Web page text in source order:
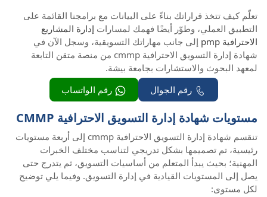
تعلّم كيف تتخذ قراراتك بناءً على البيانات مع برامجنا القائمة على
التطبيق العملي، وطوّر أيضًا فهمك لمسارات إدارة المشاريع
الاحترافية pmp
إلى جانب مهاراتك التسويقية، وسجل الآن في
شهادة إدارة التسويق الاحترافية cmmp من منصة متقن التابعة
لمعهد البحوث والاستشارات بجامعة بيشة.
رقم الجوال
رقم الواتساب
مستويات شهادة إدارة التسويق الاحترافية CMMP
تنقسم شهادة إدارة التسويق الاحترافية cmmp إلى أربعة مستويات
رئيسية، تم تصميمها بشكل تدريجي لتناسب مختلف الخبرات
المهنية؛ بحيث يبدأ المتعلم من أساسيات التسويق، ثم يتدرج حتى
يصل إلى المستويات القيادية في إدارة التسويق. وفيما يلي توضيح
لكل مستوى: